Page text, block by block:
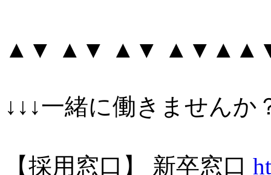
▲▼ ▲▼ ▲▼
↓↓↓一緒に働きませんか
【採用窓口】 新卒窓口